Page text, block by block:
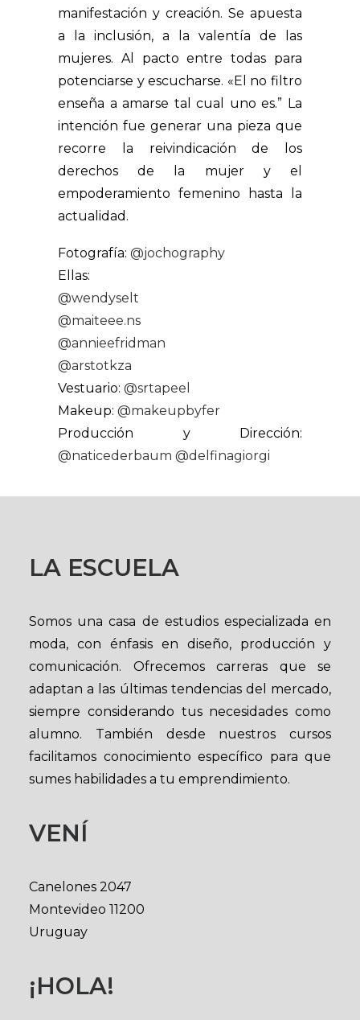
manifestación y creación. Se apuesta
a la inclusión, a la valentía de las
mujeres. Al pacto entre todas para
potenciarse y escucharse. «El no filtro
enseña a amarse tal cual uno es.” La
intención fue generar una pieza que
recorre la reivindicación de los
derechos de la mujer y el
empoderamiento femenino hasta la
actualidad.
Fotografía: @jochography
Ellas:
@wendyselt
@maiteee.ns
@annieefridman
@arstotkza
Vestuario: @srtapeel
Makeup: @makeupbyfer
Producción y Dirección:
@naticederbaum @delfinagiorgi
LA ESCUELA
Somos una casa de estudios especializada en
moda, con énfasis en diseño, producción y
comunicación. Ofrecemos carreras que se
adaptan a las últimas tendencias del mercado,
siempre considerando tus necesidades como
alumno. También desde nuestros cursos
facilitamos conocimiento específico para que
sumes habilidades a tu emprendimiento.
VENÍ
Canelones 2047
Montevideo 11200
Uruguay
¡HOLA!